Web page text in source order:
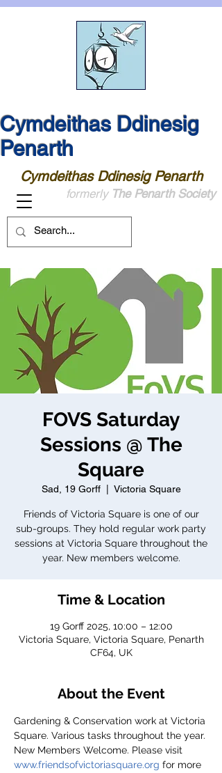
Cymdeithas Ddinesig
Penarth
Cymdeithas Ddinesig Penarth
formerly The Penarth Society
FOVS Saturday
Sessions @ The
Square
Sad, 19 Gorff
  |
Victoria Square
Friends of Victoria Square is one of our
sub-groups. They hold regular work party
sessions at Victoria Square throughout the
year. New members welcome.
Time & Location
19 Gorff 2025, 10:00 – 12:00
Victoria Square, Victoria Square, Penarth
CF64, UK
About the Event
Gardening & Conservation work at Victoria
Square. Various tasks throughout the year.
New Members Welcome. Please visit
www.friendsofvictoriasquare.org for more